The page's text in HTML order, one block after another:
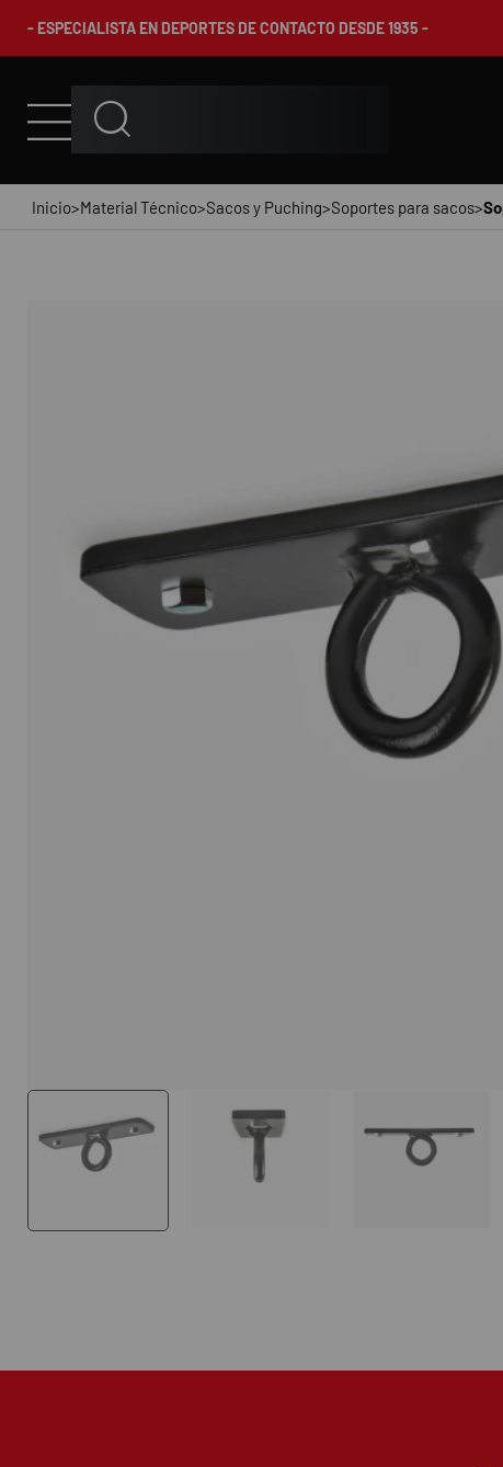
- ESPECIALISTA EN DEPORTES DE CONTACTO DESDE 1935 -
Inicio>Material Técnico>Sacos y Puching>Soportes para sacos>